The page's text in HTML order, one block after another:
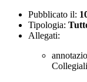
Pubblicato il:
Tipologia:
Allegati: